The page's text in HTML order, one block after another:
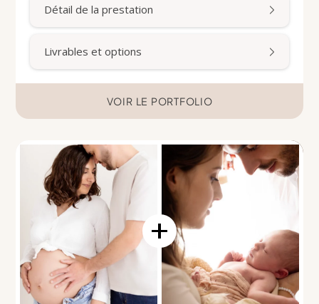
Détail de la prestation
Livrables et options
VOIR LE PORTFOLIO